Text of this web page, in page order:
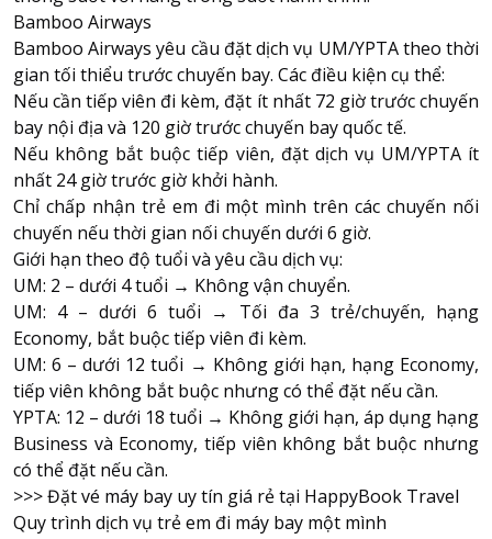
Bamboo Airways
Bamboo Airways yêu cầu đặt dịch vụ UM/YPTA theo thời
gian tối thiểu trước chuyến bay. Các điều kiện cụ thể:
Nếu cần tiếp viên đi kèm, đặt ít nhất 72 giờ trước chuyến
bay nội địa và 120 giờ trước chuyến bay quốc tế.
Nếu không bắt buộc tiếp viên, đặt dịch vụ UM/YPTA ít
nhất 24 giờ trước giờ khởi hành.
Chỉ chấp nhận trẻ em đi một mình trên các chuyến nối
chuyến nếu thời gian nối chuyến dưới 6 giờ.
Giới hạn theo độ tuổi và yêu cầu dịch vụ:
UM: 2 – dưới 4 tuổi → Không vận chuyển.
UM: 4 – dưới 6 tuổi → Tối đa 3 trẻ/chuyến, hạng
Economy, bắt buộc tiếp viên đi kèm.
UM: 6 – dưới 12 tuổi → Không giới hạn, hạng Economy,
tiếp viên không bắt buộc nhưng có thể đặt nếu cần.
YPTA: 12 – dưới 18 tuổi → Không giới hạn, áp dụng hạng
Business và Economy, tiếp viên không bắt buộc nhưng
có thể đặt nếu cần.
>>>Đặt vé máy bay uy tín giá rẻ tại HappyBook Travel
Quy trình dịch vụ trẻ em đi máy bay một mình